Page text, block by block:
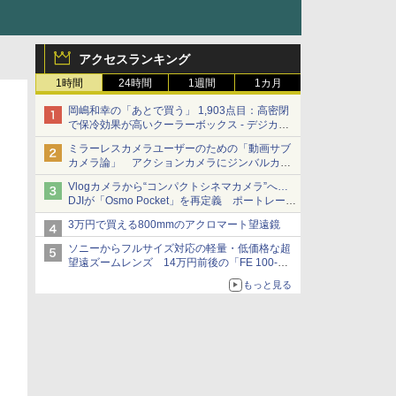
アクセスランキング
1時間 24時間 1週間 1カ月
岡嶋和幸の「あとで買う」 1,903点目：高密閉
で保冷効果が高いクーラーボックス - デジカメ
Watch
ミラーレスカメラユーザーのための「動画サブ
カメラ論」 アクションカメラにジンバルカメ
ラ……その実質的な違いは？
Vlogカメラから“コンパクトシネマカメラ”へ…
DJIが「Osmo Pocket」を再定義 ポートレート
重視の映像設計に
3万円で買える800mmのアクロマート望遠鏡
ソニーからフルサイズ対応の軽量・低価格な超
望遠ズームレンズ 14万円前後の「FE 100-
もっと見る